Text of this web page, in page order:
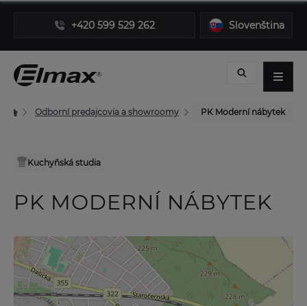
+420 599 529 262 Slovenština
Odborní predajcovia a showroomy PK Moderní nábytek
Kuchyňská studia
PK MODERNÍ NÁBYTEK